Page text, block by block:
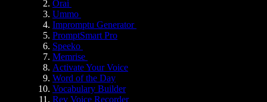
Orai
Ummo
Impromptu Generator
PromptSmart Pro
Speeko
Memrise
Activate Your Voice
Word of the Day
Vocabulary Builder
Rev Voice Recorder